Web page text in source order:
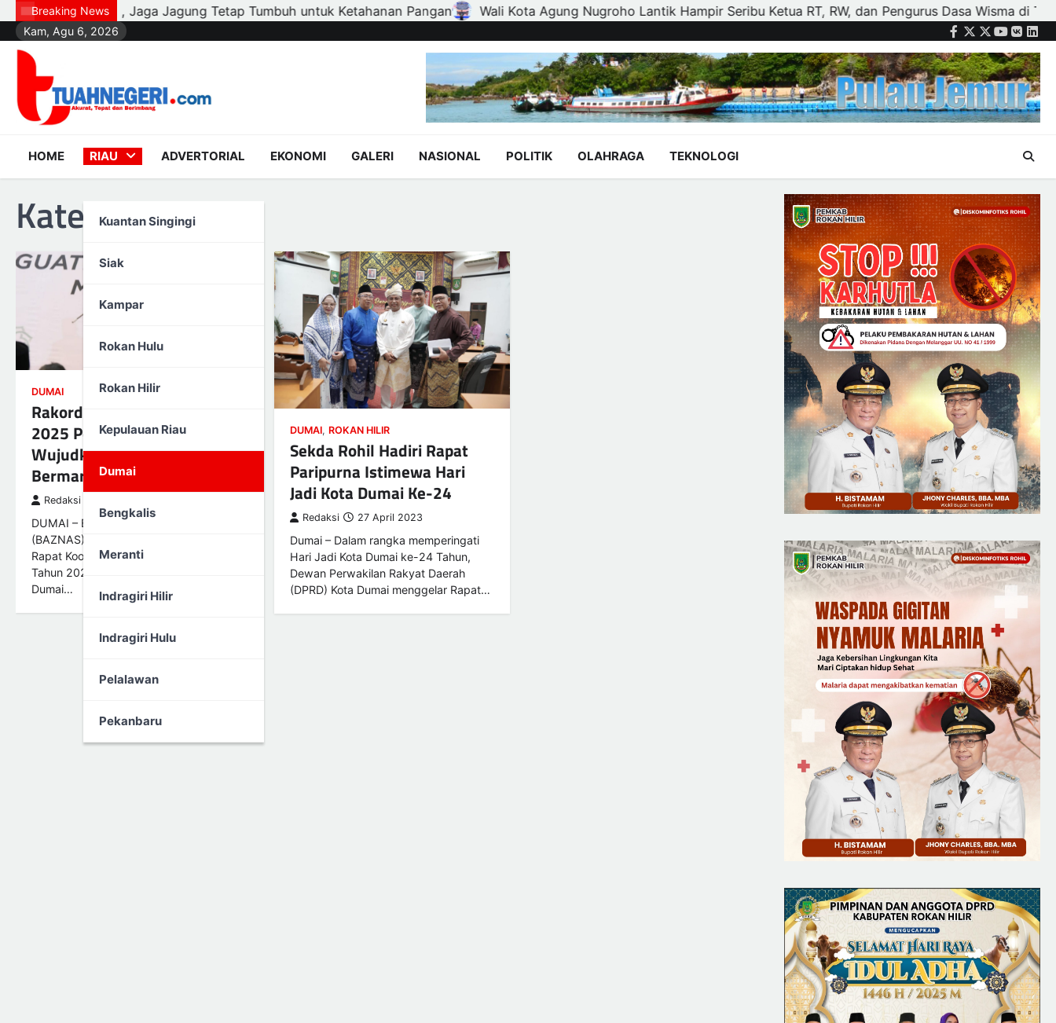
Skip
content
Breaking News
Tetap Tumbuh untuk Ketahanan Pangan Wali Kota Agung Nugroho Lantik Hampir Seribu Ketua RT, RW, dan Pengurus Dasa Wisma di Tujuh Kecamatan Polisi dan
Kam, Agu 6, 2026
Facebook
Twitter
Instagram
Youtube
VK
HOME RIAU
Kuantan Singingi
Siak
Kampar
Rokan Hulu
Rokan Hilir
Kepulauan Riau
Dumai
Bengkalis
Meranti
Indragiri Hilir
Indragiri Hulu
Pelalawan
Pekanbaru
ADVERTORIAL EKONOMI GALERI NASIONAL POLITIK OLAHRAGA TEKNOLOGI
Kategori:Dumai
DUMAI
Rakorda BAZNAS se-Riau
2025 Perkuat Komitmen
Wujudkan Asta Cita Riau
Bermarwah
Redaksi
DUMAI – Badan Amil Zakat Nasional
(BAZNAS) se-Provinsi Riau menggelar
Rapat Koordinasi Daerah (Rakorda)
Tahun 2025 dengan BAZNAS Kota
Dumai…
DUMAI,ROKAN HILIR
Sekda Rohil Hadiri Rapat
Paripurna Istimewa Hari
Jadi Kota Dumai Ke-24
Redaksi 27 April 2023
Dumai – Dalam rangka memperingati
Hari Jadi Kota Dumai ke-24 Tahun,
Dewan Perwakilan Rakyat Daerah
(DPRD) Kota Dumai menggelar Rapat…